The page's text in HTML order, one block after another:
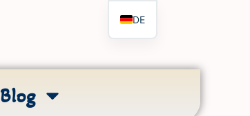
Blog
DE